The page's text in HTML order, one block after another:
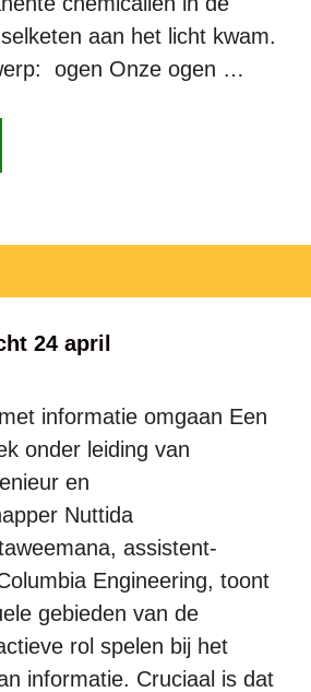
aan het licht kwam.
ogen Onze ogen …
24 april
informatie omgaan Een
onder leiding van
en
Nuttida
assistent-
Engineering, toont
gebieden van de
rol spelen bij het
informatie. Cruciaal is dat